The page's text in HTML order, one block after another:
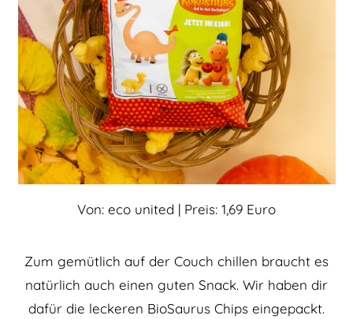
Von: eco united | Preis: 1,69 Euro
Zum gemütlich auf der Couch chillen braucht es
natürlich auch einen guten Snack. Wir haben dir
dafür die leckeren BioSaurus Chips eingepackt.